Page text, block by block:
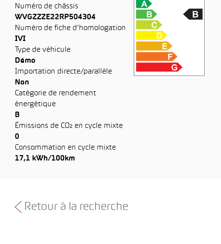
Numéro de châssis
WVGZZZE22RP504304
Numéro de fiche d’homologation
IVI
Type de véhicule
Démo
Importation directe/parallèle
Non
Catégorie de rendement
énergétique
B
Émissions de CO₂ en cycle mixte
0
Consommation en cycle mixte
17,1 kWh/100km
Retour à la recherche